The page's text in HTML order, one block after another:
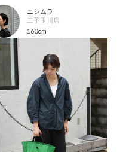
ニシムラ
二子玉川店
160cm